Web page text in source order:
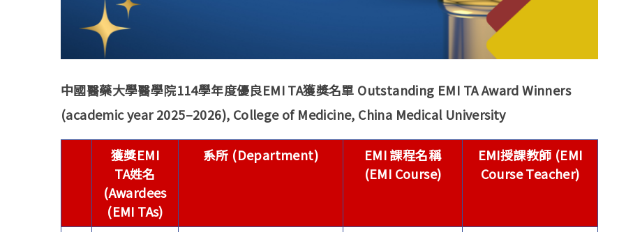
中國醫藥大學醫學院114學年度優良EMI TA獲獎名單 Outstanding EMI TA Award Winners
(academic year 2025–2026), College of Medicine, China Medical University
獲獎EMI
TA姓名
(Awardees
(EMI TAs)
系所 (Department)
EMI 課程名稱
(EMI Course)
EMI授課教師 (EMI
Course Teacher)